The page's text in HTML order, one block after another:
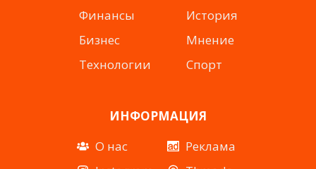
Финансы
Бизнес
Технологии
История
Мнение
Спорт
ИНФОРМАЦИЯ
О нас
Реклама